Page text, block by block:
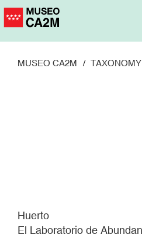
Pasar
MUSEO CA2M TAXONOMY
Huerto
El Laboratorio de